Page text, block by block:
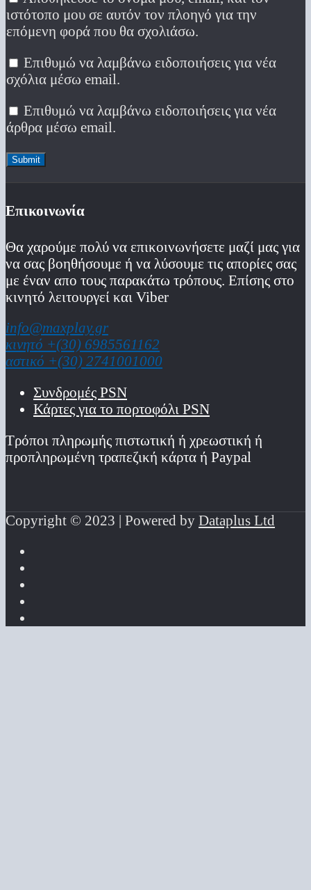
ιστότοπο μου σε αυτόν τον πλοηγό για την
επόμενη φορά που θα σχολιάσω.
Επιθυμώ να λαμβάνω ειδοποιήσεις για νέα
σχόλια μέσω email.
Επιθυμώ να λαμβάνω ειδοποιήσεις για νέα
άρθρα μέσω email.
Επικοινωνία
Θα χαρούμε πολύ να επικοινωνήσετε μαζί μας για
να σας βοηθήσουμε ή να λύσουμε τις απορίες σας
με έναν απο τους παρακάτω τρόπους. Επίσης στο
κινητό λειτoυργεί και Viber
info@maxplay.gr
κινητό +(30) 6985561162
αστικό +(30) 2741001000
Συνδρομές PSN
Κάρτες για το πορτοφόλι PSN
Τρόποι πληρωμής πιστωτική ή χρεωστική ή
προπληρωμένη τραπεζική κάρτα ή Paypal
Copyright © 2023 | Powered by Dataplus Ltd